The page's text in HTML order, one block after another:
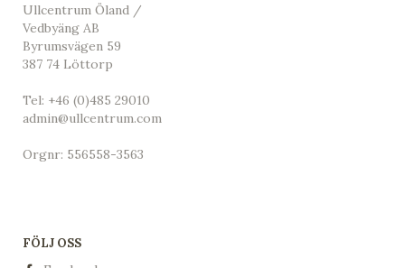
Ullcentrum Öland /
Vedbyäng AB
Byrumsvägen 59
387 74 Löttorp
Tel: +46 (0)485 29010
admin@ullcentrum.com
Orgnr: 556558-3563
FÖLJ OSS